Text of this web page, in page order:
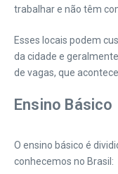
trabalhar e não têm
Esses locais podem
da cidade e
de vagas, que
Ensino Básico
O ensino básico é
conhecemos no Brasil: